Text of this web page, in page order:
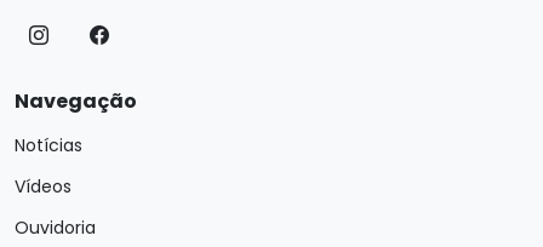
Navegação
Notícias
Vídeos
Ouvidoria